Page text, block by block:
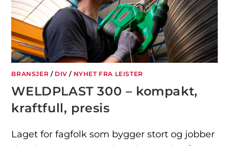
BRANSJER / DIV / NYHET FRA LEISTER
WELDPLAST 300 – kompakt,
kraftfull, presis
Laget for fagfolk som bygger stort og jobber